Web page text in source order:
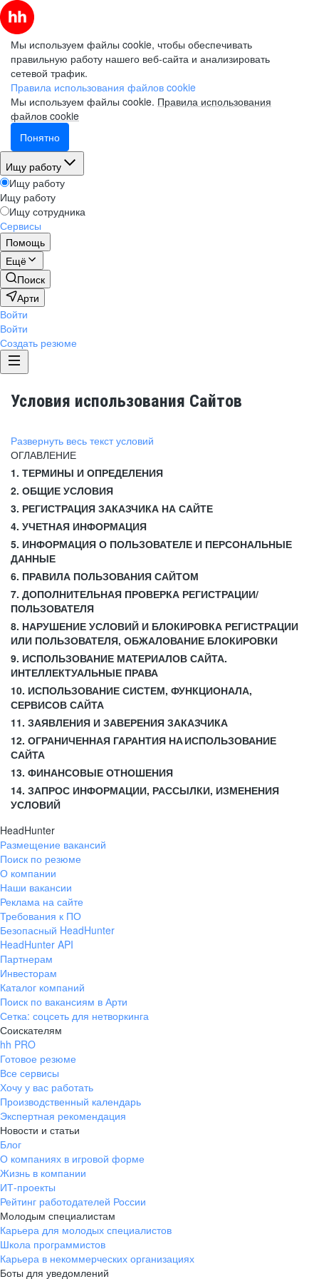
Мы используем файлы cookie, чтобы обеспечивать
правильную работу нашего веб-сайта и анализировать
сетевой трафик.
Правила использования файлов cookie
Мы используем файлы cookie. Правила использования
файлов cookie
Понятно
Ищу работу
Ищу работу
Ищу работу
Ищу сотрудника
Сервисы
Помощь
Ещё
Поиск
Арти
Войти
Войти
Создать резюме
Условия использования Сайтов
Развернуть весь текст условий
ОГЛАВЛЕНИЕ
1. ТЕРМИНЫ И ОПРЕДЕЛЕНИЯ
2. ОБЩИЕ УСЛОВИЯ
3. РЕГИСТРАЦИЯ ЗАКАЗЧИКА НА САЙТЕ
4. УЧЕТНАЯ ИНФОРМАЦИЯ
5. ИНФОРМАЦИЯ О ПОЛЬЗОВАТЕЛЕ И ПЕРСОНАЛЬНЫЕ
ДАННЫЕ
6. ПРАВИЛА ПОЛЬЗОВАНИЯ САЙТОМ
7. ДОПОЛНИТЕЛЬНАЯ ПРОВЕРКА РЕГИСТРАЦИИ/
ПОЛЬЗОВАТЕЛЯ
8. НАРУШЕНИЕ УСЛОВИЙ И БЛОКИРОВКА РЕГИСТРАЦИИ
ИЛИ ПОЛЬЗОВАТЕЛЯ, ОБЖАЛОВАНИЕ БЛОКИРОВКИ
9. ИСПОЛЬЗОВАНИЕ МАТЕРИАЛОВ САЙТА.
ИНТЕЛЛЕКТУАЛЬНЫЕ ПРАВА
10. ИСПОЛЬЗОВАНИЕ СИСТЕМ, ФУНКЦИОНАЛА,
СЕРВИСОВ САЙТА
11. ЗАЯВЛЕНИЯ И ЗАВЕРЕНИЯ ЗАКАЗЧИКА
12. ОГРАНИЧЕННАЯ ГАРАНТИЯ НА ИСПОЛЬЗОВАНИЕ
САЙТА
13. ФИНАНСОВЫЕ ОТНОШЕНИЯ
14. ЗАПРОС ИНФОРМАЦИИ, РАССЫЛКИ, ИЗМЕНЕНИЯ
УСЛОВИЙ
HeadHunter
Размещение вакансий
Поиск по резюме
О компании
Наши вакансии
Реклама на сайте
Требования к ПО
Безопасный HeadHunter
HeadHunter API
Партнерам
Инвесторам
Каталог компаний
Поиск по вакансиям в Арти
Сетка: соцсеть для нетворкинга
Соискателям
hh PRO
Готовое резюме
Все сервисы
Хочу у вас работать
Производственный календарь
Экспертная рекомендация
Новости и статьи
Блог
О компаниях в игровой форме
Жизнь в компании
ИТ-проекты
Рейтинг работодателей России
Молодым специалистам
Карьера для молодых специалистов
Школа программистов
Карьера в некоммерческих организациях
Боты для уведомлений